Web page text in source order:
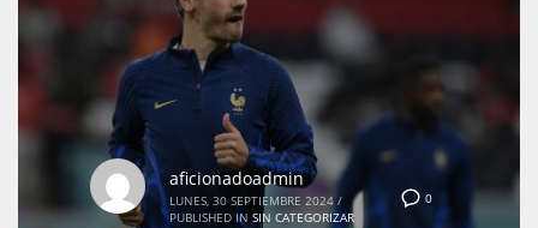
0
aficionadoadmin
LUNES, 30 SEPTIEMBRE 2024 /
PUBLISHED IN SIN CATEGORIZAR